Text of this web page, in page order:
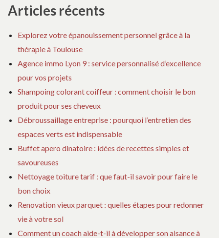
Articles récents
Explorez votre épanouissement personnel grâce à la
thérapie à Toulouse
Agence immo Lyon 9 : service personnalisé d’excellence
pour vos projets
Shampoing colorant coiffeur : comment choisir le bon
produit pour ses cheveux
Débroussaillage entreprise : pourquoi l’entretien des
espaces verts est indispensable
Buffet apero dinatoire : idées de recettes simples et
savoureuses
Nettoyage toiture tarif : que faut-il savoir pour faire le
bon choix
Renovation vieux parquet : quelles étapes pour redonner
vie à votre sol
Comment un coach aide-t-il à développer son aisance à